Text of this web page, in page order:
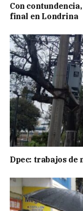
Con
final en Londrina
Dpec: trabajos